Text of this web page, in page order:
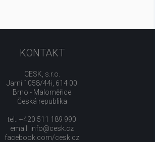
KONTAKT
CESK, s.r.o.
Jarní 1058/44i, 614 00
Brno - Maloměřice
Česká republika
tel.: +420 511 189 990
email: info@cesk.cz
facebook.com/cesk.cz